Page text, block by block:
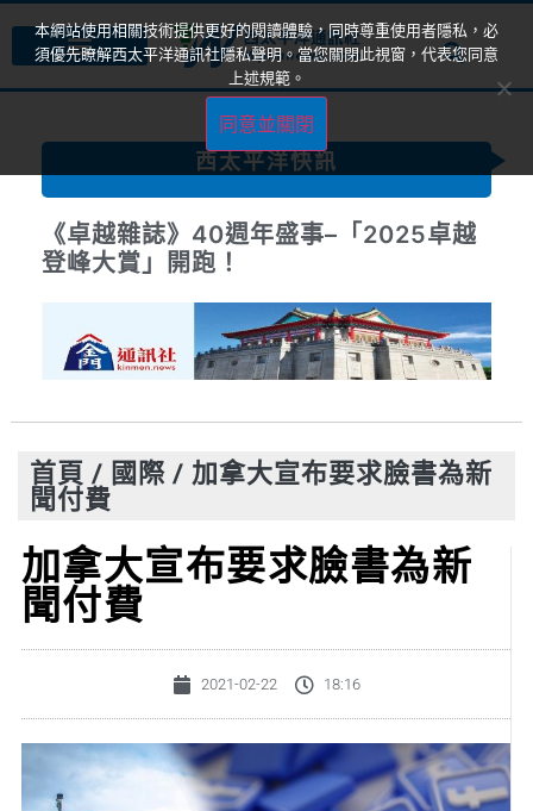
西太平洋快訊
《卓越雜誌》40週年盛事–「2025卓越
登峰大賞」開跑！
首頁 / 國際 / 加拿大宣布要求臉書為新
聞付費
加拿大宣布要求臉書為新
聞付費
2021-02-22 18:16
本網站使用相關技術提供更好的閱讀體驗，同時尊重使用者隱私，必
須優先瞭解西太平洋通訊社隱私聲明。當您關閉此視窗，代表您同意
上述規範。
同意並關閉